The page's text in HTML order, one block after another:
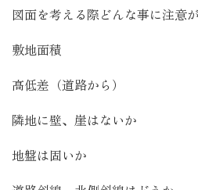
図面を考える際どんな事に注意
敷地面積
高低差（道路から）
隣地に壁、崖はないか
地盤は固いか